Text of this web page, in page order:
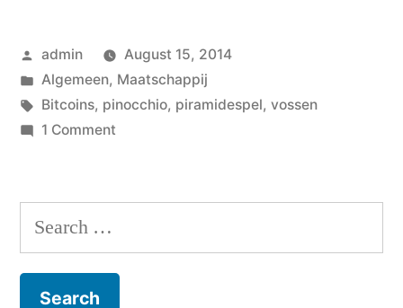
Posted
by
admin
August 15, 2014
Posted
in
Algemeen, Maatschappij
Tags:
Bitcoins, pinocchio, piramidespel, vossen
1 Commenton
Search
for: